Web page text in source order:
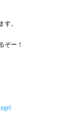
。
ぞー！